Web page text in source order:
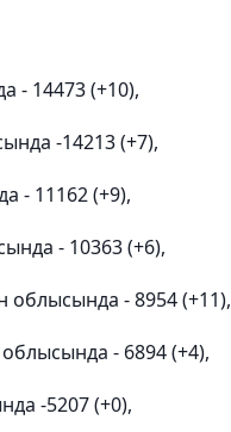
- 14473 (+10),
-14213 (+7),
- 11162 (+9),
- 10363 (+6),
облысында - 8954 (+11),
- 6894 (+4),
-5207 (+0),